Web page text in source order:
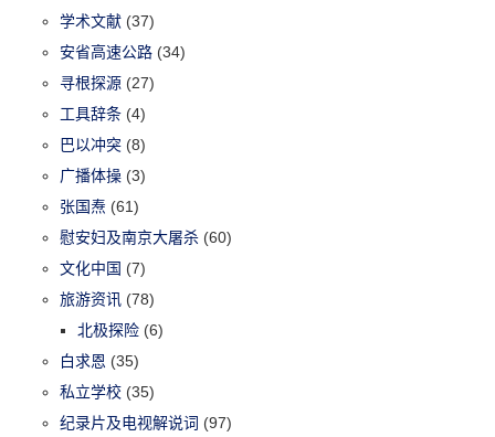
学术文献 (37)
安省高速公路 (34)
寻根探源 (27)
工具辞条 (4)
巴以冲突 (8)
广播体操 (3)
张国焘 (61)
慰安妇及南京大屠杀 (60)
文化中国 (7)
旅游资讯 (78)
北极探险 (6)
白求恩 (35)
私立学校 (35)
纪录片及电视解说词 (97)